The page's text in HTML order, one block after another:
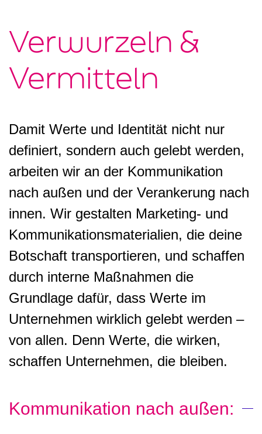
Verwurzeln &
Vermitteln
Damit Werte und Identität nicht nur
definiert, sondern auch gelebt werden,
arbeiten wir an der Kommunikation
nach außen und der Verankerung nach
innen. Wir gestalten Marketing- und
Kommunikationsmaterialien, die deine
Botschaft transportieren, und schaffen
durch interne Maßnahmen die
Grundlage dafür, dass Werte im
Unternehmen wirklich gelebt werden –
von allen. Denn Werte, die wirken,
schaffen Unternehmen, die bleiben.
Kommunikation nach außen: